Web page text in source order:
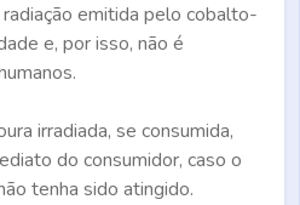
emitida pelo cobalto-
e, por isso, não é
irradiada, se consumida,
do consumidor, caso o
tenha sido atingido.